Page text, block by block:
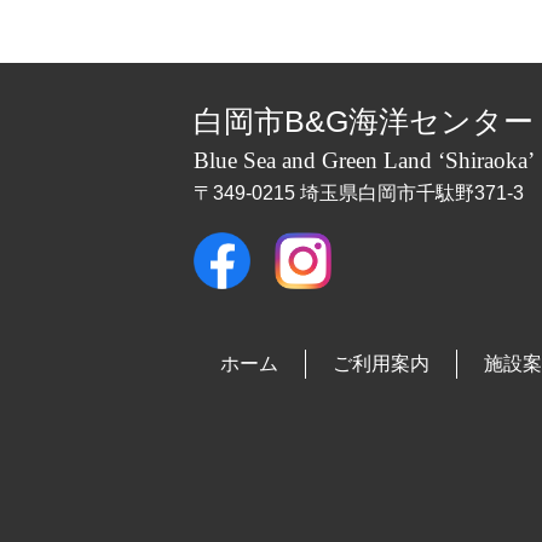
白岡市B&G海洋センター
Blue Sea and Green Land ‘Shiraoka’
〒349-0215 埼玉県白岡市千駄野371-3
ホーム ご利用案内 施設